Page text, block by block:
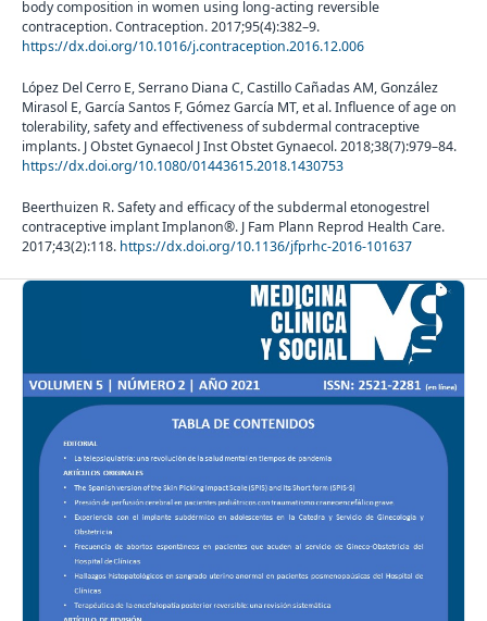
body composition in women using long-acting reversible
contraception. Contraception. 2017;95(4):382–9.
https://dx.doi.org/10.1016/j.contraception.2016.12.006
López Del Cerro E, Serrano Diana C, Castillo Cañadas AM, González
Mirasol E, García Santos F, Gómez García MT, et al. Influence of age on
tolerability, safety and effectiveness of subdermal contraceptive
implants. J Obstet Gynaecol J Inst Obstet Gynaecol. 2018;38(7):979–84.
https://dx.doi.org/10.1080/01443615.2018.1430753
Beerthuizen R. Safety and efficacy of the subdermal etonogestrel
contraceptive implant Implanon®. J Fam Plann Reprod Health Care.
2017;43(2):118. https://dx.doi.org/10.1136/jfprhc-2016-101637